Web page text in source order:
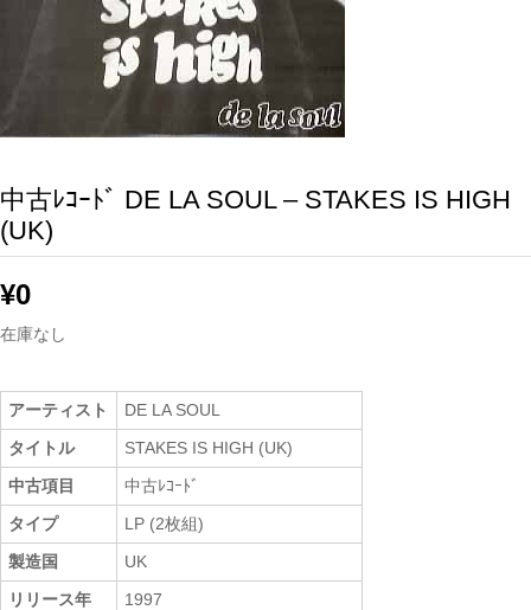
中古ﾚｺｰﾄﾞ DE LA SOUL – STAKES IS HIGH
(UK)
¥0
在庫なし
アーティスト
DE LA SOUL
タイトル
STAKES IS HIGH (UK)
中古項目
中古ﾚｺｰﾄﾞ
タイプ
LP (2枚組)
製造国
UK
リリース年
1997